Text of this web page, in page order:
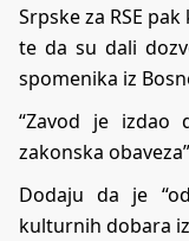
Srpske za RSE
te da su dali
spomenika iz
“Zavod je izdao
zakonska
Dodaju da je
kulturnih dobara